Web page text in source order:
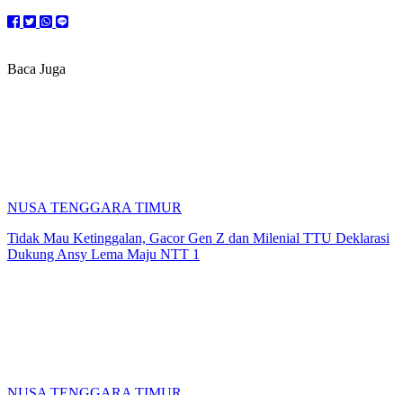
Baca Juga
NUSA TENGGARA TIMUR
Tidak Mau Ketinggalan, Gacor Gen Z dan Milenial TTU Deklarasi
Dukung Ansy Lema Maju NTT 1